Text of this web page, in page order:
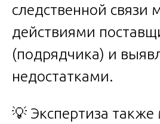
следственной связи
действиями
(подрядчика) и
недостатками.
💡 Экспертиза